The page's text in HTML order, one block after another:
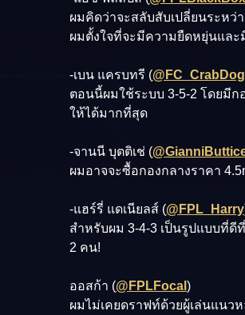
ผมคิดว่าจะสลับสับเปลี่ยนระหว่
ผมตั้งใจที่จะมีความยืดหยุ่นและ
-เบน แครบทรี (
ตอนนี้ผมใช้ระบบ 3-5-2 โดยมีก
ให้ได้มากที่สุด
-จานนี บุตติเช่ (
ผมอาจจะซื้อกองกลางราคา
-แฮร์รี่ แดเนียลส์ (@FPL_Harry
สำหรับผม 3-4-3 เป็นรูปแบบที่ดี
2 คน!
ออสก้า (@FPLFocal )
ผมไม่เคยดราฟท์ด้วยผู้เล่นแนว